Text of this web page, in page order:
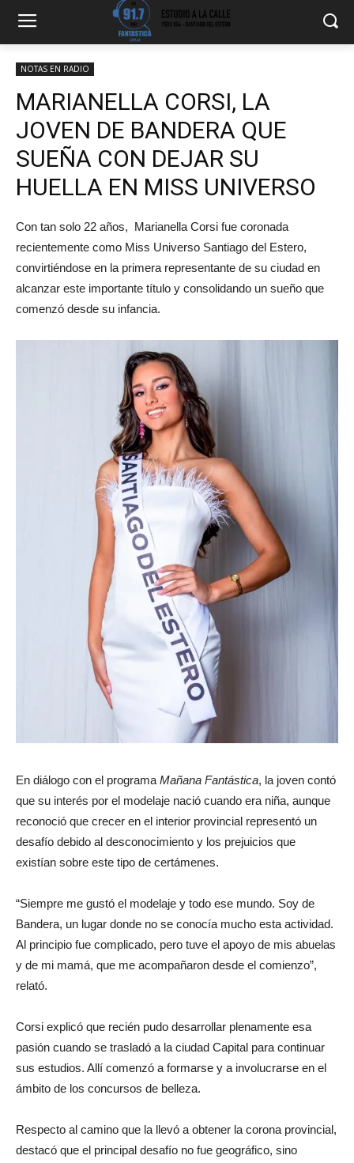
NOTAS EN RADIO
MARIANELLA CORSI, LA
JOVEN DE BANDERA QUE
SUEÑA CON DEJAR SU
HUELLA EN MISS UNIVERSO
Con tan solo 22 años, Marianella Corsi fue coronada
recientemente como Miss Universo Santiago del Estero,
convirtiéndose en la primera representante de su ciudad en
alcanzar este importante título y consolidando un sueño que
comenzó desde su infancia.
En diálogo con el programa Mañana Fantástica, la joven contó
que su interés por el modelaje nació cuando era niña, aunque
reconoció que crecer en el interior provincial representó un
desafío debido al desconocimiento y los prejuicios que
existían sobre este tipo de certámenes.
“Siempre me gustó el modelaje y todo ese mundo. Soy de
Bandera, un lugar donde no se conocía mucho esta actividad.
Al principio fue complicado, pero tuve el apoyo de mis abuelas
y de mi mamá, que me acompañaron desde el comienzo”,
relató.
Corsi explicó que recién pudo desarrollar plenamente esa
pasión cuando se trasladó a la ciudad Capital para continuar
sus estudios. Allí comenzó a formarse y a involucrarse en el
ámbito de los concursos de belleza.
Respecto al camino que la llevó a obtener la corona provincial,
destacó que el principal desafío no fue geográfico, sino